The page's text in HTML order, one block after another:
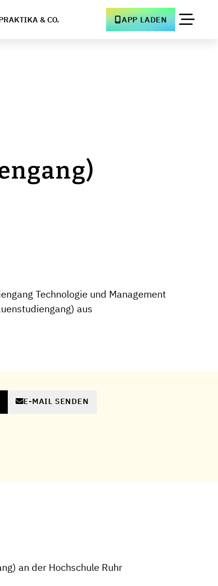
& CO. APP LADEN
Technologie und Management
aus
E-MAIL SENDEN
an der Hochschule Ruhr